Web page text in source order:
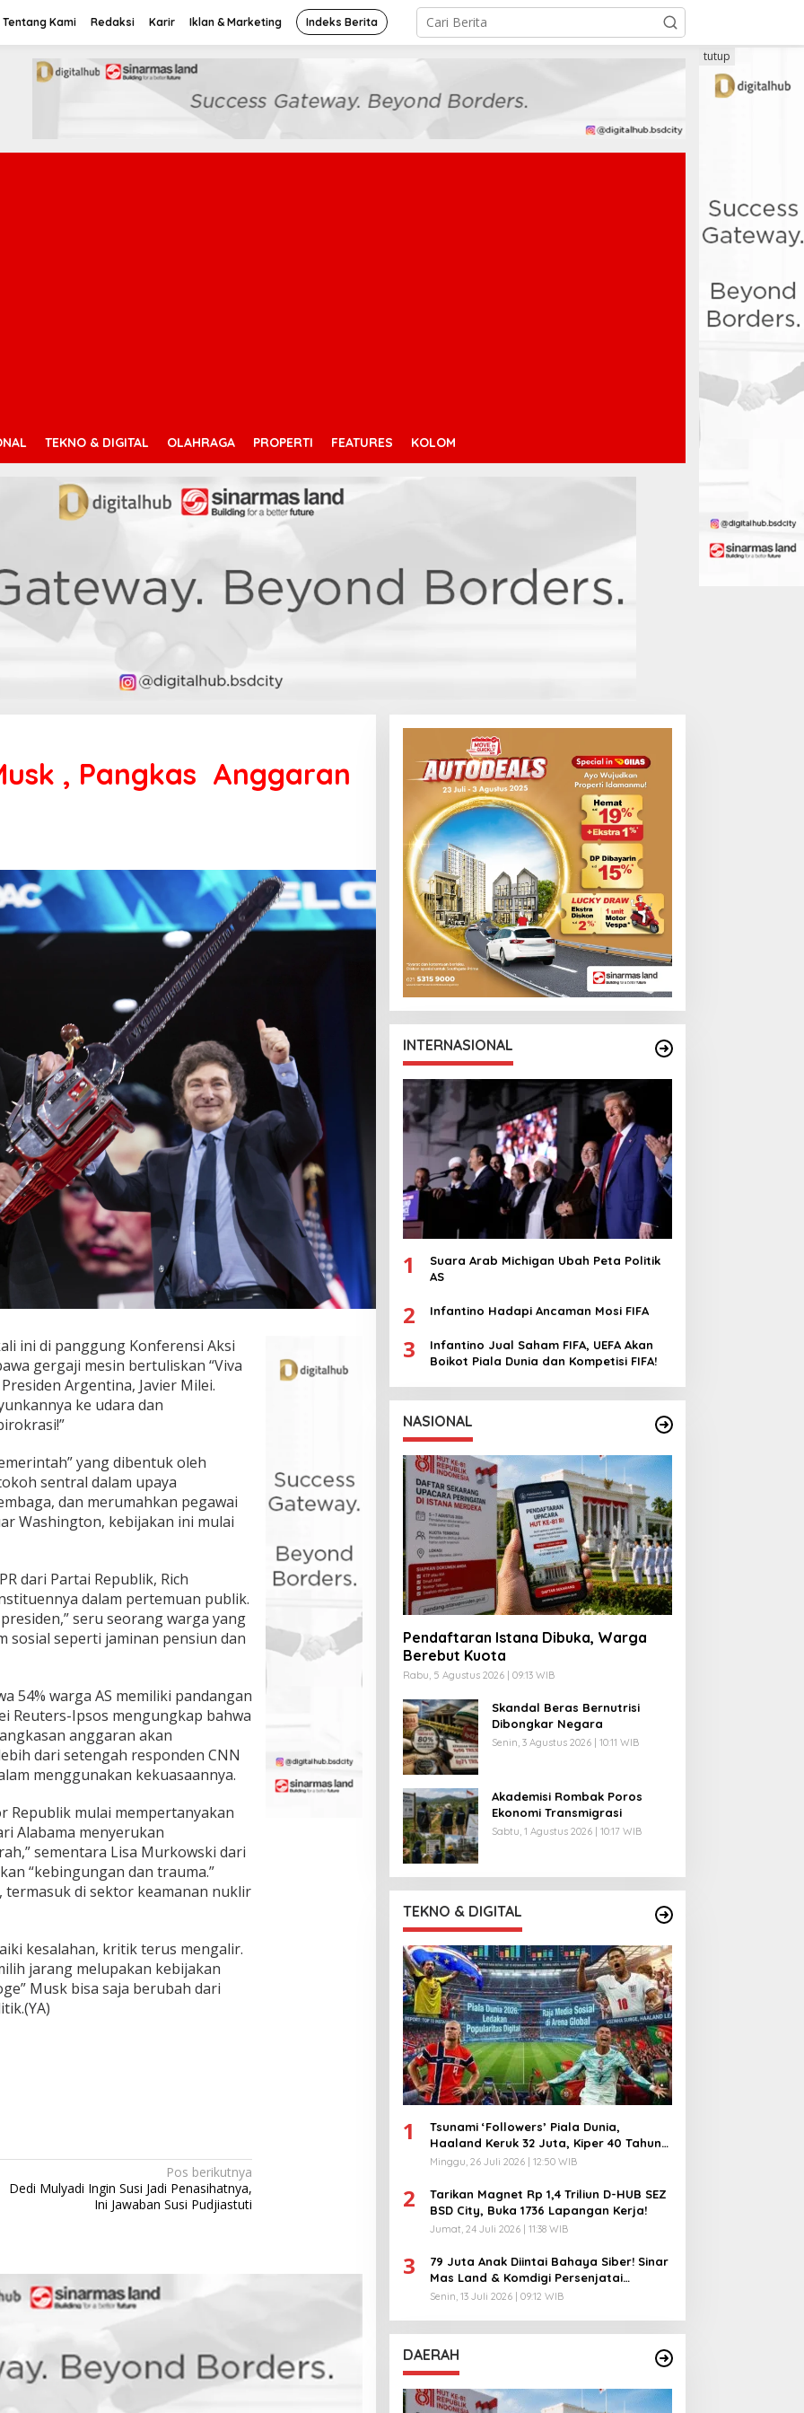
Tentang Kami Redaksi Karir Iklan & Marketing Indeks Berita
TEKNO & DIGITAL OLAHRAGA PROPERTI FEATURES KOLOM
tutup
, Pangkas Anggaran
ini di panggung Konferensi Aksi
gergaji mesin bertuliskan “Viva
Argentina, Javier Milei.
ke udara dan
yang dibentuk oleh
sentral dalam upaya
dan merumahkan pegawai
Washington, kebijakan ini mulai
dari Partai Republik, Rich
dalam pertemuan publik.
seru seorang warga yang
sosial seperti jaminan pensiun dan
54% warga AS memiliki pandangan
Reuters-Ipsos mengungkap bahwa
anggaran akan
dari setengah responden CNN
menggunakan kekuasaannya.
Republik mulai mempertanyakan
Alabama menyerukan
sementara Lisa Murkowski dari
“kebingungan dan trauma.”
termasuk di sektor keamanan nuklir
kesalahan, kritik terus mengalir.
jarang melupakan kebijakan
Musk bisa saja berubah dari
Pos berikutnya
Dedi Mulyadi Ingin Susi Jadi Penasihatnya,
Ini Jawaban Susi Pudjiastuti
INTERNASIONAL
1
Suara Arab Michigan Ubah Peta Politik
AS
2 Infantino Hadapi Ancaman Mosi FIFA
3
Infantino Jual Saham FIFA, UEFA Akan
Boikot Piala Dunia dan Kompetisi FIFA!
NASIONAL
Pendaftaran Istana Dibuka, Warga
Berebut Kuota
Rabu, 5 Agustus 2026 | 09:13 WIB
Skandal Beras Bernutrisi
Dibongkar Negara
Senin, 3 Agustus 2026 | 10:11 WIB
Akademisi Rombak Poros
Ekonomi Transmigrasi
Sabtu, 1 Agustus 2026 | 10:17 WIB
TEKNO & DIGITAL
1
Tsunami ‘Followers’ Piala Dunia,
Haaland Keruk 32 Juta, Kiper 40 Tahun
Bikin Geger!
Minggu, 26 Juli 2026 | 12:50 WIB
2
Tarikan Magnet Rp 1,4 Triliun D-HUB SEZ
BSD City, Buka 1736 Lapangan Kerja!
Jumat, 24 Juli 2026 | 11:38 WIB
3
79 Juta Anak Diintai Bahaya Siber! Sinar
Mas Land & Komdigi Persenjatai
Ratusan Guru!
Senin, 13 Juli 2026 | 09:12 WIB
DAERAH